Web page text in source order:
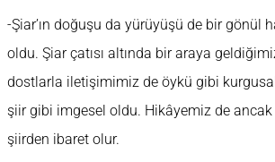
-Şiar’ın doğuşu da yürüyüşü de bir gönül
oldu. Şiar çatısı altında bir araya
dostlarla iletişimimiz de öykü gibi
şiir gibi imgesel oldu. Hikâyemiz de ancak
şiirden ibaret olur.